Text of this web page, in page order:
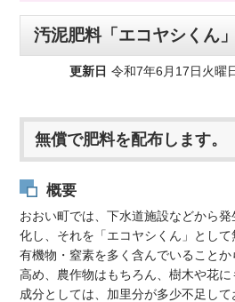
汚泥肥料「エコヤシくん
更新日 令和7年6月17日火曜
無償で肥料を配布します。
概要
おおい町では、下水道施設などから
化し、それを「エコヤシくん」として
有機物・窒素を多く含んでいること
高め、農作物はもちろん、樹木や花に
成分としては、加里分が多少不足し